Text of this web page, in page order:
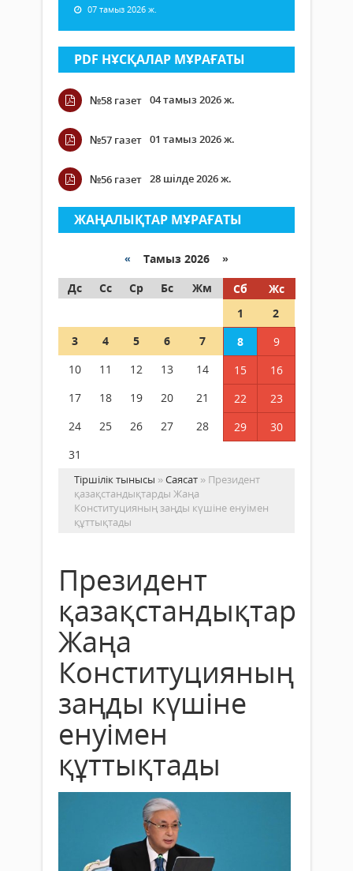
07 тамыз 2026 ж.
PDF НҰСҚАЛАР МҰРАҒАТЫ
№58 газет 04 тамыз 2026 ж.
№57 газет 01 тамыз 2026 ж.
№56 газет 28 шілде 2026 ж.
ЖАҢАЛЫҚТАР МҰРАҒАТЫ
« Тамыз 2026 »
Дс
Сс Ср Бс Жм Сб
Жс
1
2
3
4 5 6 7 8
9
10
11 12 13 14 15
16
17
18 19 20 21 22
23
24
25 26 27 28 29
30
31
Тіршілік тынысы »Саясат » Президент
қазақстандықтарды Жаңа
Конституцияның заңды күшіне енуімен
құттықтады
Президент
қазақстандықтарды
Жаңа
Конституцияның
заңды күшіне
енуімен
құттықтады